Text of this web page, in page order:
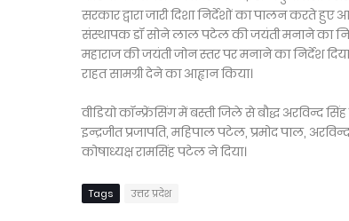
सरकार द्वारा जारी दिशा निर्देशों का पालन करते
संस्थापक डॉ सोने लाल पटेल की जयंती मनाने का
महाराज की जयंती जोन स्तर पर मनाने का निर्देश
राहत सामग्री देने का आह्वान किया।
वीडियो कॉन्फ्रेंसिंग में बस्ती जिले से बौद्ध अरविन्द
इन्द्रजीत प्रजापति, महिपाल पटेल, प्रमोद पाल,
कोषाध्यक्ष रामसिंह पटेल ने दिया।
Tags उत्तर प्रदेश